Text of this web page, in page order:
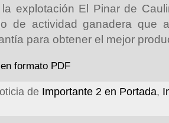
explotación El Pinar de
de actividad ganadera que
para obtener el mejor
formato PDF
de Importante 2 en Portada,